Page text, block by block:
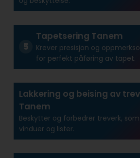
Tapetsering Tanem
Krever presisjon og
for perfekt påføring av tapet.
Lakkering og beising av
Tanem
Beskytter og forbedrer treverk,
vinduer og lister.